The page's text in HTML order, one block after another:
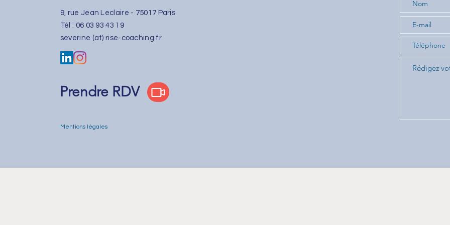
9, rue Jean Leclaire - 75017 Paris
​Tél : 06 03 93 43 19
severine (at) rise-coaching.fr
Prendre RDV
Mentions légales